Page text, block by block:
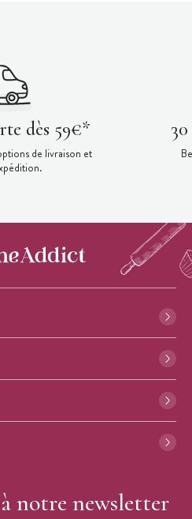
dès 59€*
de livraison et
notre newsletter